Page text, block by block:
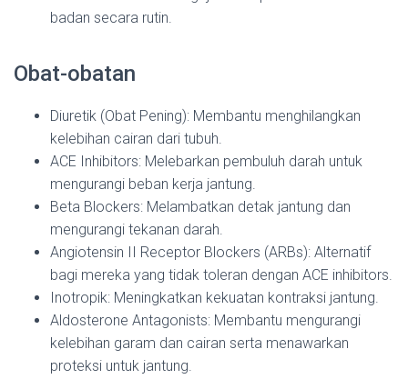
badan secara rutin.
Obat-obatan
Diuretik (Obat Pening): Membantu menghilangkan
kelebihan cairan dari tubuh.
ACE Inhibitors: Melebarkan pembuluh darah untuk
mengurangi beban kerja jantung.
Beta Blockers: Melambatkan detak jantung dan
mengurangi tekanan darah.
Angiotensin II Receptor Blockers (ARBs): Alternatif
bagi mereka yang tidak toleran dengan ACE inhibitors.
Inotropik: Meningkatkan kekuatan kontraksi jantung.
Aldosterone Antagonists: Membantu mengurangi
kelebihan garam dan cairan serta menawarkan
proteksi untuk jantung.